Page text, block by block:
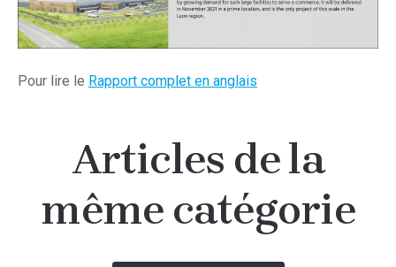
Pour lire le Rapport complet en anglais
Articles de la
même catégorie